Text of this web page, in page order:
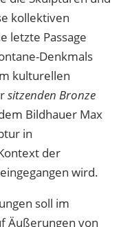
kollektiven
letzte Passage
Denkmals
kulturellen
sitzenden Bronze
Bildhauer Max
in
der
wird.
soll im
Äußerungen von